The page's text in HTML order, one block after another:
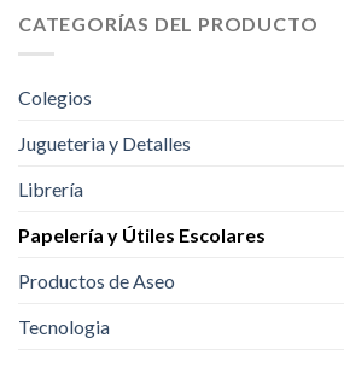
Las
en
CATEGORÍAS DEL PRODUCTO
Colegios
Jugueteria y Detalles
Librería
Papelería y Útiles Escolares
Productos de Aseo
Tecnologia